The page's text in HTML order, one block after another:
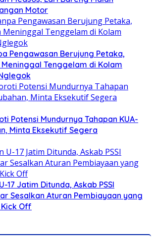
Motor
Pengawasan Berujung Petaka,
Meninggal Tenggelam di Kolam
Potensi Mundurnya Tahapan KUA-
Minta Eksekutif Segera
17 Jatim Ditunda, Askab PSSI
Sesalkan Aturan Pembiayaan yang
Off